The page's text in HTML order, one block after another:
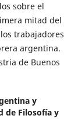
sobre el
mitad del
trabajadores
argentina.
de Buenos
y
de Filosofía y